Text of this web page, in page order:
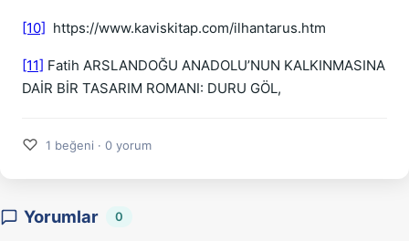
[10] https://www.kaviskitap.com/ilhantarus.htm
[11] Fatih ARSLANDOĞU ANADOLU’NUN KALKINMASINA
DAİR BİR TASARIM ROMANI: DURU GÖL,
♡ 1 beğeni · 0 yorum
Yorumlar 0